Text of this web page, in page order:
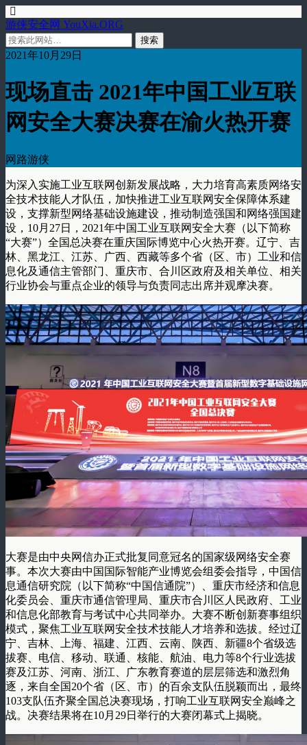
游侠安全网 YouXia.ORG
2021年10月29日
现场直击 2021年中国工业互联
网安全大赛决赛在渝火热开赛
网路游侠
为深入实施工业互联网创新发展战略，大力培育高素质网络安
全技术技能人才队伍，加快推进工业互联网安全保障体系建
设，支撑新型网络基础设施建设，推动制造强国和网络强国建
设，10月27日，2021年中国工业互联网安全大赛（以下简称
“大赛”）全国总决赛在重庆国际博览中心火热开赛。辽宁、吉
林、黑龙江、江苏、广西、西藏等多个省（区、市）工业和信
息化及通信主管部门、重庆市、合川区政府及相关单位、相关
行业协会与重点企业的领导与负责同志出席并观摩决赛。
大赛是由中央网信办正式批复同意冠名的国家级网络安全赛
事。本次大赛由中国国际智能产业博览会组委会指导，中国信
息通信研究院（以下简称“中国信通院”）、重庆市经济和信息
化委员会、重庆市通信管理局、重庆市合川区人民政府、工业
和信息化部教育与考试中心共同举办。大赛不断创新赛事组织
模式，聚焦工业互联网安全技术技能人才培养和选拔。经过辽
宁、吉林、上海、福建、江西、云南、陕西、新疆8个省级选
拔赛、电信、移动、联通、核能、航油、电力等8个行业选拔
赛及江苏、河南、浙江、广东教育赛道的层层筛选和激烈角
逐，来自全国20个省（区、市）的百余支队伍脱颖而出，最终
103支队伍齐聚全国总决赛现场，打响工业互联网安全巅峰之
战。决赛结果将在10月29日举行的大赛闭幕式上揭晓。